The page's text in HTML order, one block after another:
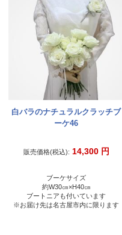
白バラのナチュラルクラッチブ
ーケ46
販売価格(税込): 14,300 円
ブーケサイズ
約W30㎝×H40㎝
ブートニアも付いています
※お届け先は名古屋市内に限ります